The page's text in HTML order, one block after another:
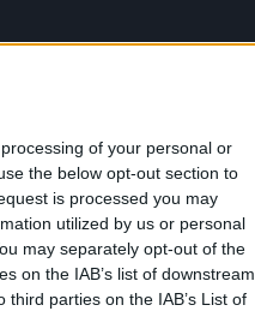
of your personal or
the below opt-out section to
is processed you may
utilized by us or personal
may separately opt-out of the
on the IAB’s list of downstream
third parties on the IAB’s List of